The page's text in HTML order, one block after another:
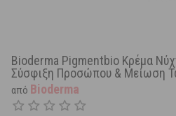
Bioderma Pigmentbio Κρέμα
Σύσφιξη Προσώπου & Μείωση
από Bioderma